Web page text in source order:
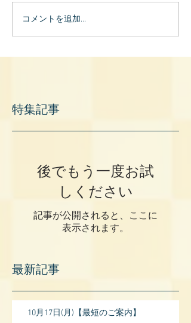
コメントを追加…
特集記事
後でもう一度お試
しください
記事が公開されると、ここに
表示されます。
最新記事
10月17日(月)【最短のご案内】